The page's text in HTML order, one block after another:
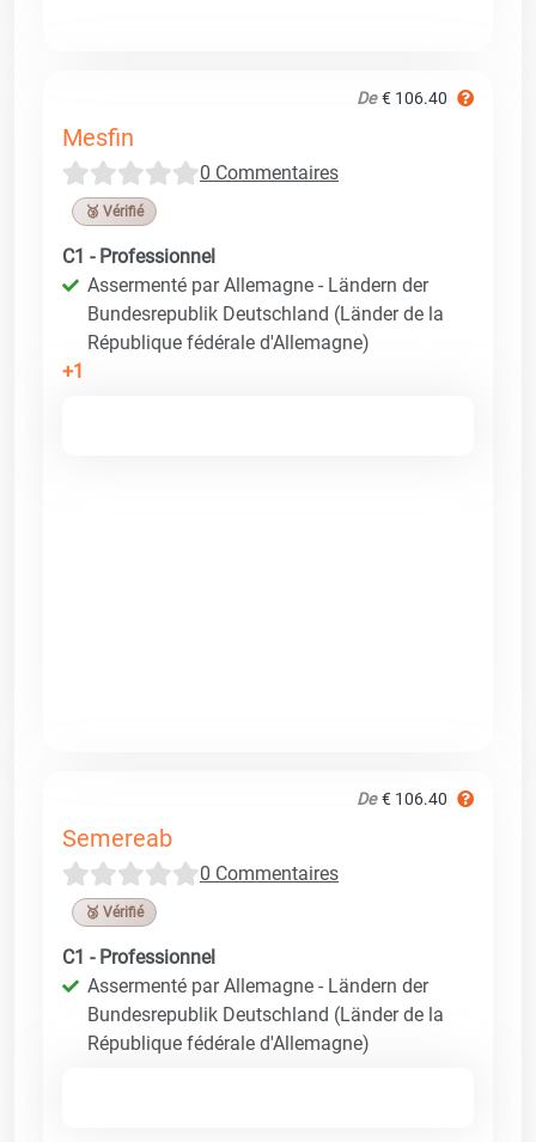
De € 106.40
Mesfin
0 Commentaires
🥉 Vérifié
C1 - Professionnel
Assermenté par Allemagne - Ländern der
Bundesrepublik Deutschland (Länder de la
République fédérale d'Allemagne)
+1
De € 106.40
Semereab
0 Commentaires
🥉 Vérifié
C1 - Professionnel
Assermenté par Allemagne - Ländern der
Bundesrepublik Deutschland (Länder de la
République fédérale d'Allemagne)